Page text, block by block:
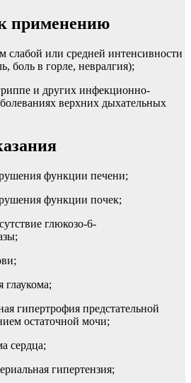
применению
слабой или средней интенсивности
боль в горле, невралгия);
и других инфекционно-
верхних дыхательных
функции печени;
функции почек;
глюкозо-6-
глаукома;
гипертрофия предстательной
остаточной мочи;
сердца;
гипертензия;